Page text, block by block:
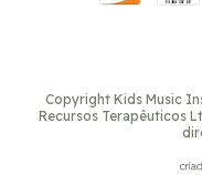
Copyright Kids Music
Recursos Terapêuticos